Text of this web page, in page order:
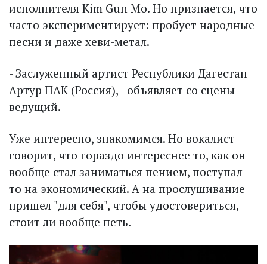
исполнителя Kim Gun Mо. Но признается, что
часто экспериментирует: пробует народные
песни и даже хеви-метал.
- Заслуженный артист Республики Дагестан
Артур ПАК (Россия), - объявляет со сцены
ведущий.
Уже интересно, знакомимся. Но вокалист
говорит, что гораздо интереснее то, как он
вообще стал заниматься пением, поступал-
то на экономический. А на прослушивание
пришел "для себя", чтобы удостовериться,
стоит ли вообще петь.